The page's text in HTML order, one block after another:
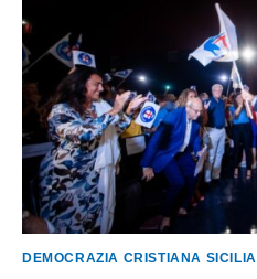
DEMOCRAZIA CRISTIANA SICILIA